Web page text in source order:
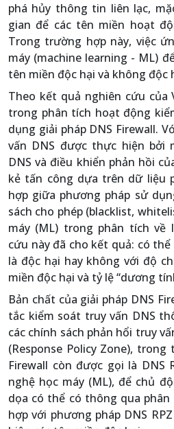
phá hủy thông tin liên lạc,
gian để các tên miền hoạt
Trong trường hợp này, việc
máy (machine learning - ML)
tên miền độc hại và không độc
Theo kết quả nghiên cứu của
trong phân tích hoạt động
dụng giải pháp DNS Firewall.
vấn DNS được thực hiện bởi
DNS và điều khiển phản hồi
kẻ tấn công dựa trên dữ liệu
hợp giữa phương pháp sử
sách cho phép (blacklist,
máy (ML) trong phân tích về
cứu này đã cho kết quả: có
là độc hại hay không với độ
miền độc hại và tỷ lệ “dương
Bản chất của giải pháp DNS
tắc kiểm soát truy vấn DNS
các chính sách phản hổi truy
(Response Policy Zone),
Firewall còn được gọi là DNS
nghệ học máy (ML), để chủ
dọa có thể có thông qua
hợp với phương pháp DNS